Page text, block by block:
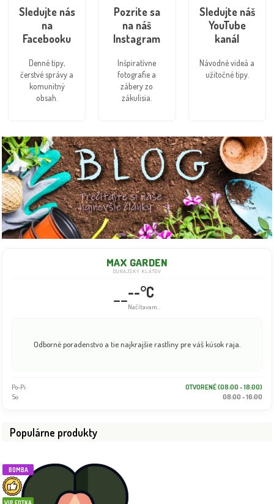
MAX GARDEN
DUNAJSKÝ KLÁTOV
----°C
Načítavam...
Odborné poradenstvo a tie najkrajšie rastliny pre váš kúsok raja.
Po-Pi:
OTVORENÉ (08:00 - 18:00)
So:
08:00 - 16:00
Populárne produkty
BOMBA
Sledujte nás
na
Facebooku
Denné tipy,
čerstvé správy a
komunitný
obsah.
Pozrite sa
na náš
Instagram
Inšpiratívne
fotografie a
zábery zo
zákulisia.
Sledujte náš
YouTube
kanál
Návodné videá a
užitočné tipy.